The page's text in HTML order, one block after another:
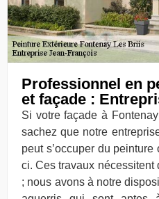
Professionnel en
et façade :
Si votre façade à
sachez que notre
peut s’occuper du
ci. Ces travaux nécessitent
; nous avons à notre